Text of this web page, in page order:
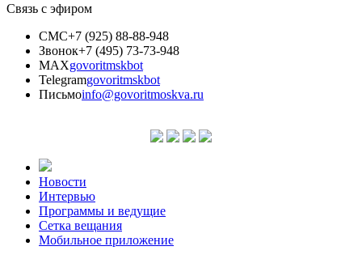
Связь с эфиром
СМС+7 (925) 88-88-948
Звонок+7 (495) 73-73-948
MAXgovoritmskbot
Telegramgovoritmskbot
Письмоinfo@govoritmoskva.ru
Новости
Интервью
Программы и ведущие
Сетка вещания
Мобильное приложение